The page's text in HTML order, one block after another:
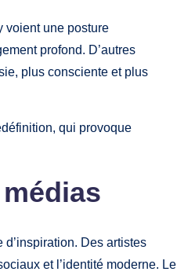
voient une posture
profond. D’autres
plus consciente et plus
qui provoque
Des artistes
et l’identité moderne. Le